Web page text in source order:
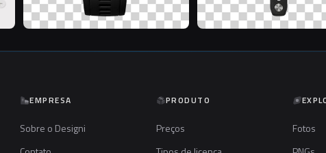
EMPRESA
Sobre o Designi
PRODUTO
Preços
Fotos